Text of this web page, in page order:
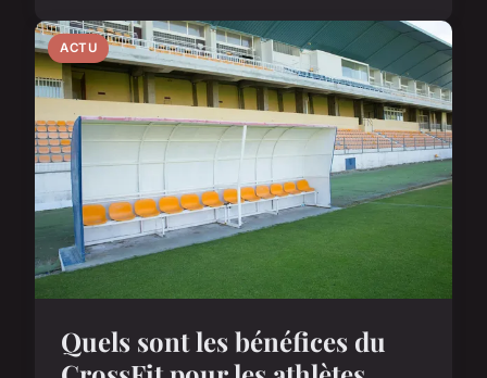
ACTU
Quels sont les bénéfices du